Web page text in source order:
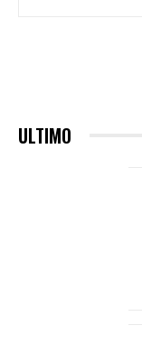
ULTIMO